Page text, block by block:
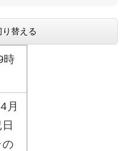
替える
時
月